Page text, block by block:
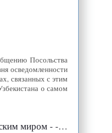
Посольства
осведомленности
связанных с этим
о самом
- - ИА REGNUM